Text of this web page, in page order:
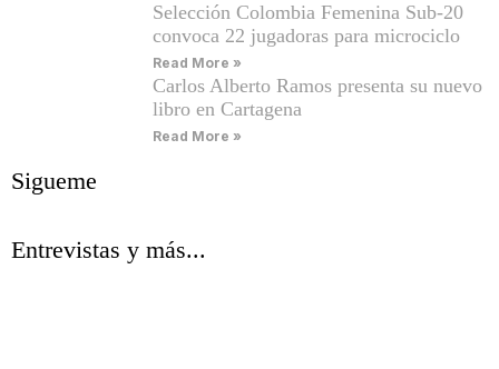
Selección Colombia Femenina Sub-20
convoca 22 jugadoras para microciclo
Read More »
Carlos Alberto Ramos presenta su nuevo
libro en Cartagena
Read More »
Sigueme
Entrevistas y más...